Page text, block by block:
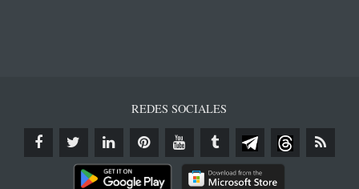
REDES SOCIALES